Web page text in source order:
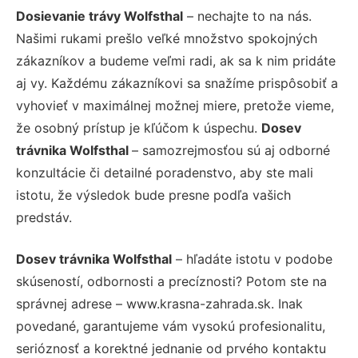
Dosievanie trávy Wolfsthal – nechajte to na nás.
Našimi rukami prešlo veľké množstvo spokojných
zákazníkov a budeme veľmi radi, ak sa k nim pridáte
aj vy. Každému zákazníkovi sa snažíme prispôsobiť a
vyhovieť v maximálnej možnej miere, pretože vieme,
že osobný prístup je kľúčom k úspechu. Dosev
trávnika Wolfsthal – samozrejmosťou sú aj odborné
konzultácie či detailné poradenstvo, aby ste mali
istotu, že výsledok bude presne podľa vašich
predstáv.
Dosev trávnika Wolfsthal – hľadáte istotu v podobe
skúseností, odbornosti a precíznosti? Potom ste na
správnej adrese – www.krasna-zahrada.sk. Inak
povedané, garantujeme vám vysokú profesionalitu,
serióznosť a korektné jednanie od prvého kontaktu